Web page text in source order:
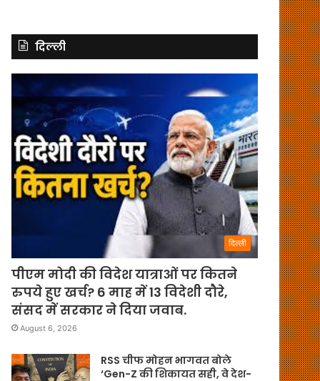
दिल्ली
दिल्ली
पीएम मोदी की विदेश यात्राओं पर कितने
रुपये हुए खर्च? 6 माह में 13 विदेशी दौरे,
संसद में सरकार ने दिया जवाब.
August 6, 2026
RSS चीफ मोहन भागवत बोले
‘Gen-Z की शिकायत सही, वे देश-